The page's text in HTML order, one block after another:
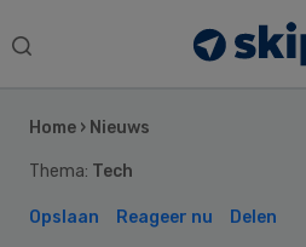
Search
Home › Nieuws
Thema: Tech
Opslaan Reageer nu Delen
Sidebar